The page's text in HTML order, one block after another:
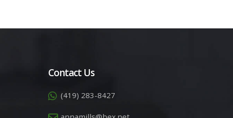
Contact Us
(419) 283-8427